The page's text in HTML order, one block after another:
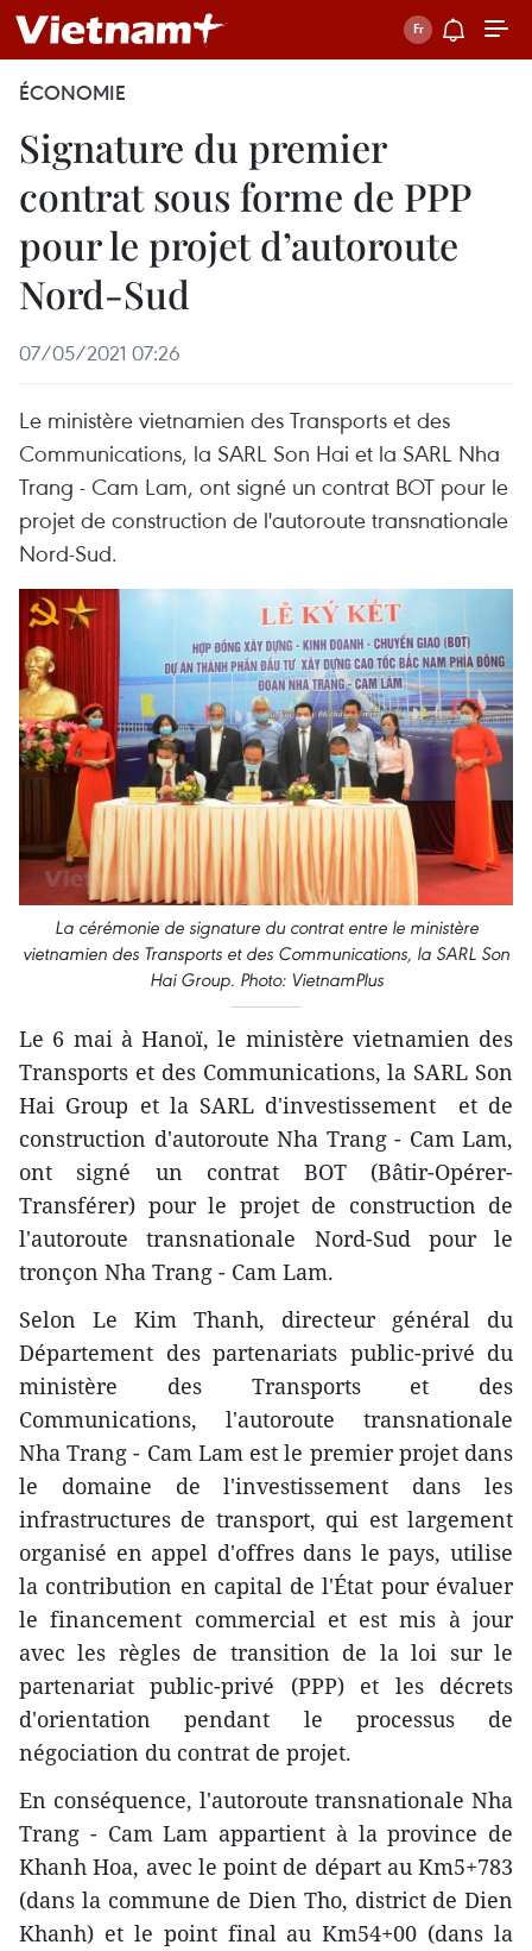
ÉCONOMIE
Signature du premier
contrat sous forme de PPP
pour le projet d’autoroute
Nord-Sud
07/05/2021 07:26
Le ministère vietnamien des Transports et des
Communications, la SARL Son Hai et la SARL Nha
Trang - Cam Lam, ont signé un contrat BOT pour le
projet de construction de l'autoroute transnationale
Nord-Sud.
La cérémonie de signature du contrat entre le ministère
vietnamien des Transports et des Communications, la SARL Son
Hai Group. Photo: VietnamPlus
Le 6 mai à Hanoï, le ministère vietnamien des
Transports et des Communications, la SARL Son
Hai Group et la SARL d'investissement et de
construction d'autoroute Nha Trang - Cam Lam,
ont signé un contrat BOT (Bâtir-Opérer-
Transférer) pour le projet de construction de
l'autoroute transnationale Nord-Sud pour le
tronçon Nha Trang - Cam Lam.
Selon Le Kim Thanh, directeur général du
Département des partenariats public-privé du
ministère des Transports et des
Communications, l'autoroute transnationale
Nha Trang - Cam Lam est le premier projet dans
le domaine de l'investissement dans les
infrastructures de transport, qui est largement
organisé en appel d'offres dans le pays, utilise
la contribution en capital de l'État pour évaluer
le financement commercial et est mis à jour
avec les règles de transition de la loi sur le
partenariat public-privé (PPP) et les décrets
d'orientation pendant le processus de
négociation du contrat de projet.
En conséquence, l'autoroute transnationale Nha
Trang - Cam Lam appartient à la province de
Khanh Hoa, avec le point de départ au Km5+783
(dans la commune de Dien Tho, district de Dien
Khanh) et le point final au Km54+00 (dans la